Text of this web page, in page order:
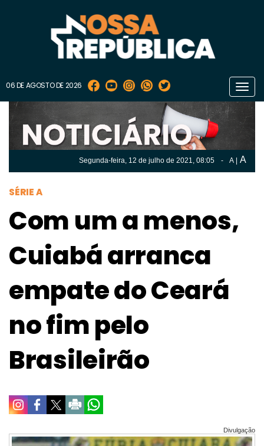
06 DE AGOSTO DE 2026
Segunda-feira, 12 de julho de 2021, 08:05 - A A
SÉRIE A
Com um a menos,
Cuiabá arranca
empate do Ceará
no fim pelo
Brasileirão
Divulgação